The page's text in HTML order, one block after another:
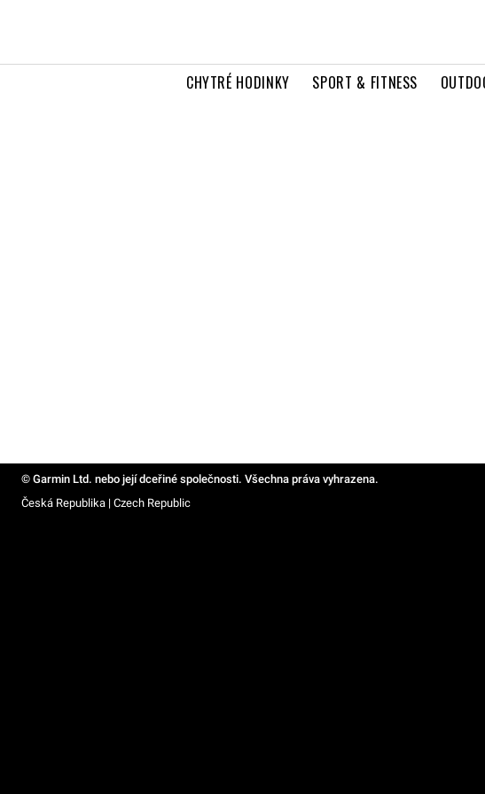
CHYTRÉ HODINKY SPORT & FITNESS
© Garmin Ltd. nebo její dceřiné společnosti. Všechna práva vyhrazena.
Česká Republika | Czech Republic